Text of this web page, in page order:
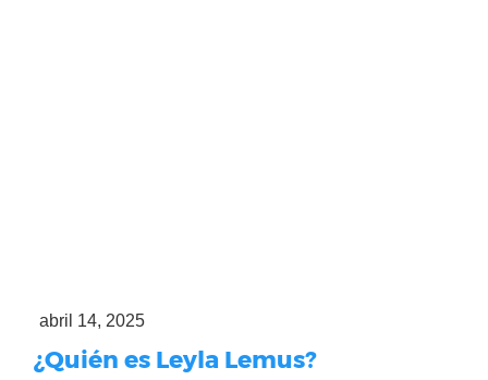
abril 14, 2025
¿Quién es Leyla Lemus?